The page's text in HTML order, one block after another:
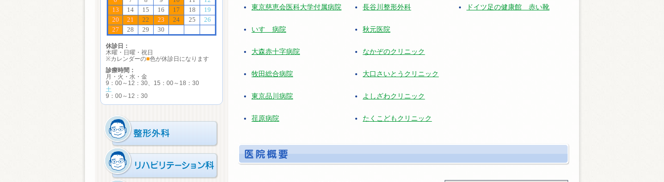
休診日：
木曜・日曜・祝日
※カレンダーの■色が休診日になります
診療時間：
月・火・水・金
9：00～12：30、15：00～18：30
土
9：00～12：30
東京慈恵会医科大学付属病院
いすゞ病院
大森赤十字病院
牧田総合病院
東京品川病院
荏原病院
長谷川整形外科
秋元医院
なかぞのクリニック
大口さいとうクリニック
よしざわクリニック
たくこどもクリニック
ドイツ足の健康館 赤い靴